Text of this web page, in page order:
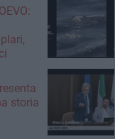
storia